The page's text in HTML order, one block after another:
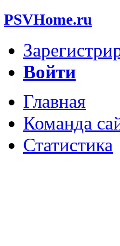
PSVHome.ru
Войти
Главная
Команда
Статистика